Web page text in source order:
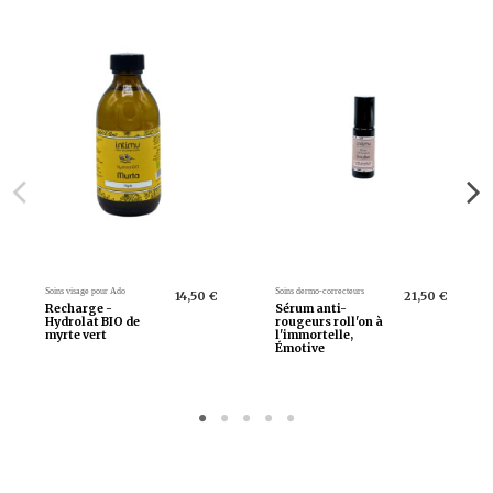
COMPOSTION.
OLEA EUROPEA FRUIT OIL, CERA ALBA, PROPOLIS, MELE,
HELICHRYSUM ITALICUM SSP ITALICUM OIL, LIMONENE*,
*allergènes naturellement présents dans les huiles essentielles.
Huile végétale d'olive, cire, propolis, miel, huile essentielle d'immortelle
corse (=hélichryse), limonene*, linalol*
*allergènes naturellement présents dans les huiles essentielles.
Soins visage pour Ado
Recharge -
Hydrolat BIO de
myrte vert
14,50 € Soins dermo-correcteurs
Sérum anti-
rougeurs roll'on à
l'immortelle,
Émotive
21,50 €